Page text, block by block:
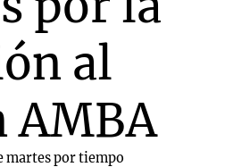
al
AMBA
martes por tiempo